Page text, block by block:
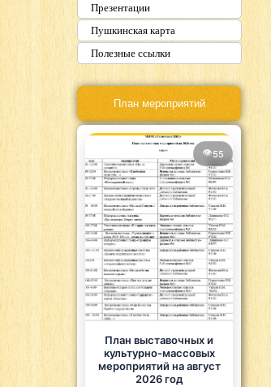
Презентации
Пушкинская карта
Полезные ссылки
План мероприятий
55
План выставочных и
культурно-массовых
мероприятий на август
2026 год